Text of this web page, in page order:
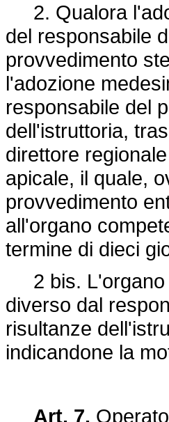
2. Qualora
del responsabile
provvedimento
l'adozione
responsabile del
dell'istruttoria,
direttore
apicale, il quale,
provvedimento
all'organo
termine di dieci
2 bis. L'organo
diverso dal
risultanze
indicandone la
Art. 7.